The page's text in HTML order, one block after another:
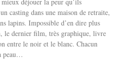
casting dans une maison de retraite,
lapins. Impossible d’en dire plus
le dernier film, très graphique, livre
entre le noir et le blanc. Chacun
peau…